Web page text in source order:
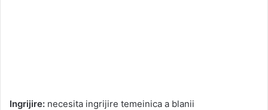
Ingrijire: necesita ingrijire temeinica a blanii